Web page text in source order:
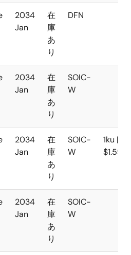
2034
Jan
在
庫
あ
り
DFN
2034
Jan
在
庫
あ
り
SOIC-
W
2034
Jan
在
庫
あ
り
SOIC-
W
1ku |
$1.59
2034
Jan
在
庫
あ
り
SOIC-
W